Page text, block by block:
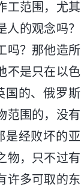
工范围，尤其
的观念吗？
吗？那他造所
不是只在以色
国的、俄罗斯
范围的，没有
是经败坏的亚
物，只不过有
许多可取的东